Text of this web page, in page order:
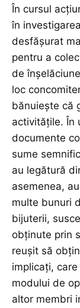
În cursul
în
desfășurat
pentru a
de
loc
bănuiește că
activitățile. În
documente
sume
au legătură
asemenea,
multe bunuri
bijuterii,
obținute prin
reușit să
implicați,
modului de
altor membri